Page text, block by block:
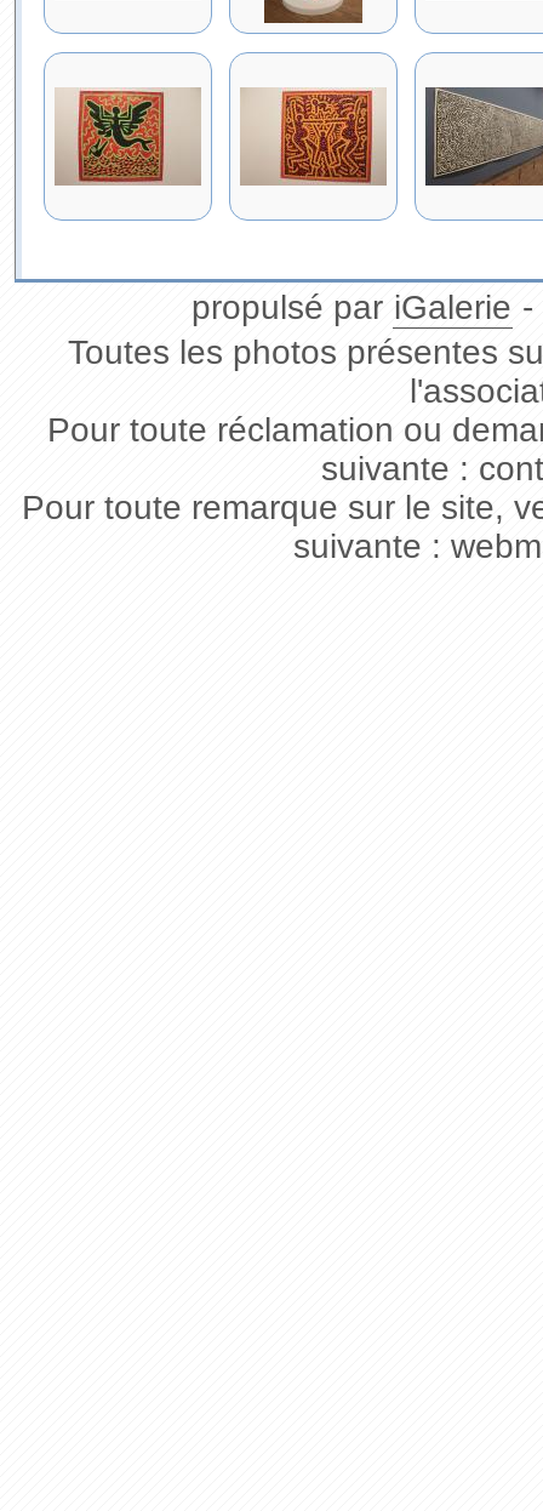
propulsé par iGalerie -
Toutes les photos présentes
Pour toute réclamation ou
suivante :
Pour toute remarque sur le site,
suivante :